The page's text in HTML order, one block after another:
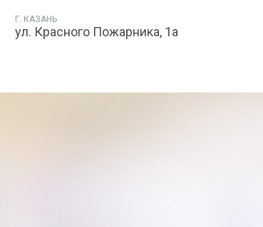
Г. КАЗАНЬ
ул. Красного Пожарника, 1а